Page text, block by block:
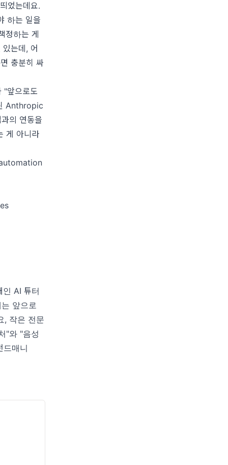
었는데요.
하는 일을
정하는 게
는데, 어
충분히 싸
"앞으로도
Anthropic
의 연동을
게 아니라
인 AI 튜터
앞으로
, 작은 전문
"와 "음성
드매니